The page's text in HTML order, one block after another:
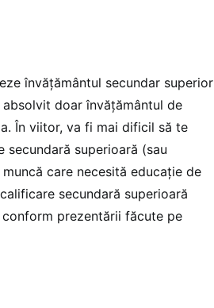
învățământul secundar superior
doar învățământul de
În viitor, va fi mai dificil să te
superioară (sau
care necesită educație de
secundară superioară
prezentării făcute pe